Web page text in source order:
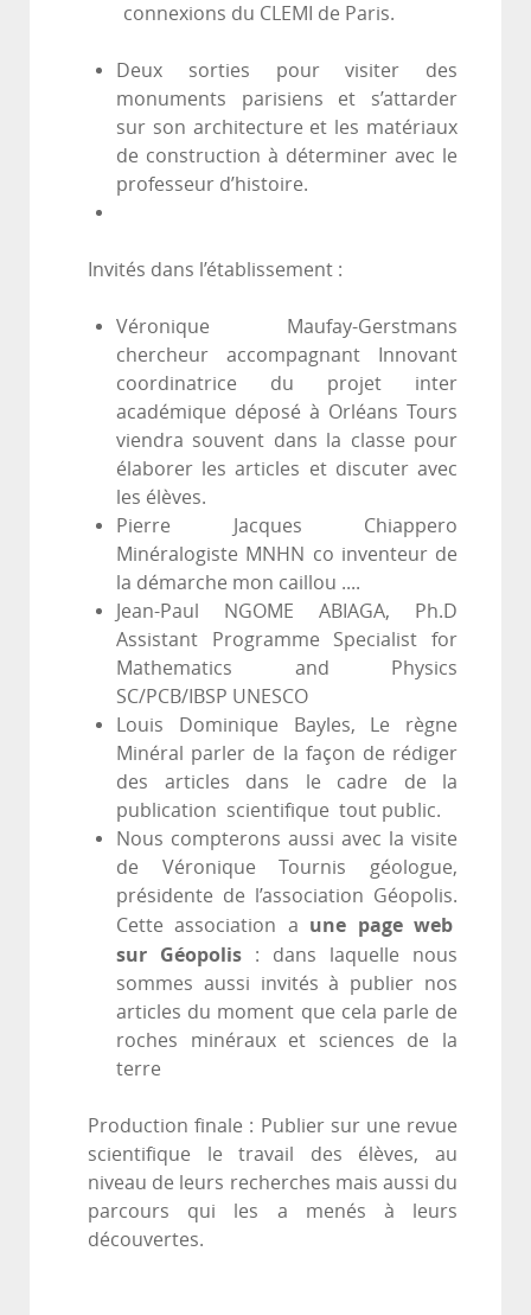
connexions du CLEMI de Paris.
Deux sorties pour visiter des
monuments parisiens et s’attarder
sur son architecture et les matériaux
de construction à déterminer avec le
professeur d’histoire.
Invités dans l’établissement :
Véronique Maufay-Gerstmans
chercheur accompagnant Innovant
coordinatrice du projet inter
académique déposé à Orléans Tours
viendra souvent dans la classe pour
élaborer les articles et discuter avec
les élèves.
Pierre Jacques Chiappero
Minéralogiste MNHN co inventeur de
la démarche mon caillou ....
Jean-Paul NGOME ABIAGA, Ph.D
Assistant Programme Specialist for
Mathematics and Physics
SC/PCB/IBSP UNESCO
Louis Dominique Bayles, Le règne
Minéral parler de la façon de rédiger
des articles dans le cadre de la
publication scientifique tout public.
Nous compterons aussi avec la visite
de Véronique Tournis géologue,
présidente de l’association Géopolis.
Cette association a une page web
sur Géopolis : dans laquelle nous
sommes aussi invités à publier nos
articles du moment que cela parle de
roches minéraux et sciences de la
terre
Production finale : Publier sur une revue
scientifique le travail des élèves, au
niveau de leurs recherches mais aussi du
parcours qui les a menés à leurs
découvertes.